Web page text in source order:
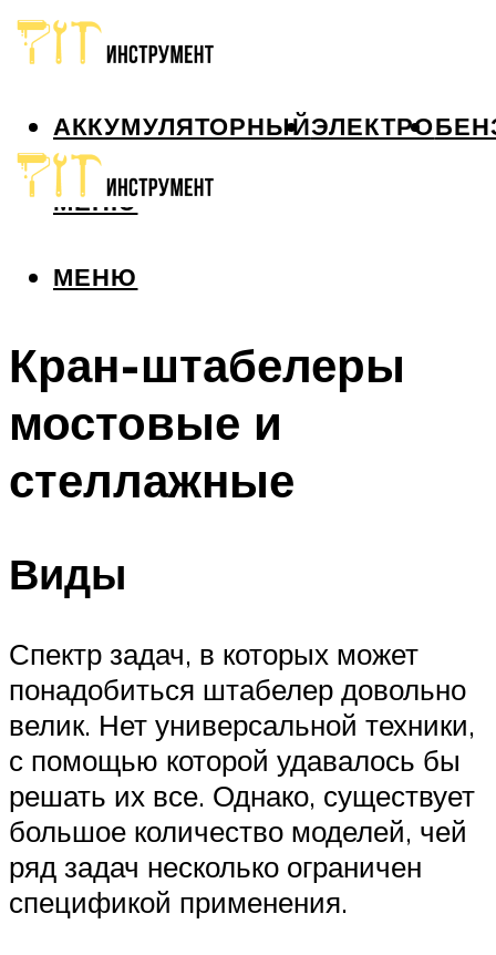
АККУМУЛЯТОРНЫЙЭЛЕКТРО
МЕНЮ
МЕНЮ
Кран-штабелеры
мостовые и
стеллажные
Виды
Спектр задач, в которых может
понадобиться штабелер довольно
велик. Нет универсальной техники,
с помощью которой удавалось бы
решать их все. Однако, существует
большое количество моделей, чей
ряд задач несколько ограничен
спецификой применения.